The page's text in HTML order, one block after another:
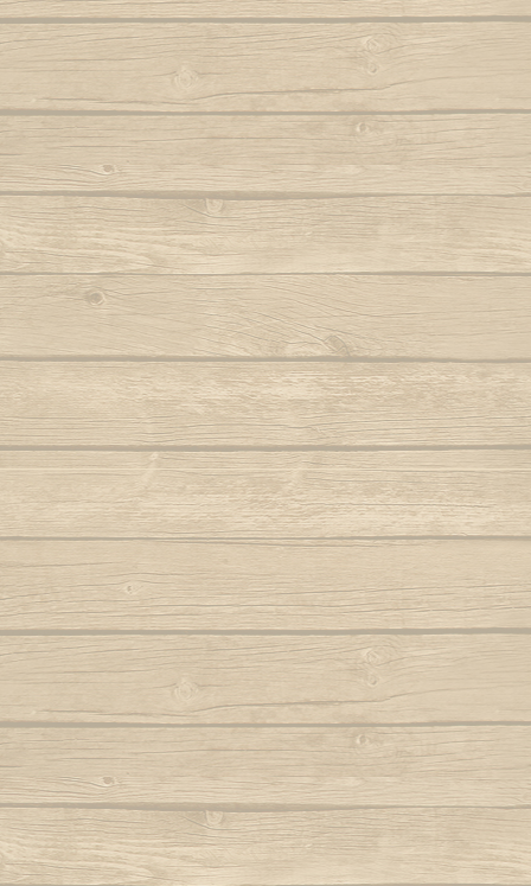
Hoje tem capoeira aiá
Autor : Instrutor Saracuru (Capoeira Brasil)
La na Bahia côco de dendê
Lembra de Bimba
Autor : Graduado Voador (Capoeira Nago)